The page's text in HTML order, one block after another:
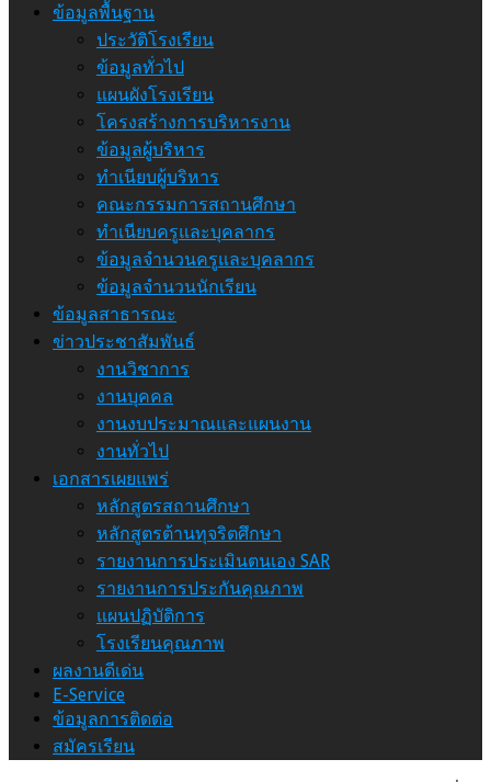
ข้อมูลพื้นฐาน
ประวัติโรงเรียน
ข้อมูลทั่วไป
แผนผังโรงเรียน
โครงสร้างการบริหารงาน
ข้อมูลผู้บริหาร
ทำเนียบผู้บริหาร
คณะกรรมการสถานศึกษา
ทำเนียบครูและบุคลากร
ข้อมูลจำนวนครูและบุคลากร
ข้อมูลจำนวนนักเรียน
ข้อมูลสาธารณะ
ข่าวประชาสัมพันธ์
งานวิชาการ
งานบุคคล
งานงบประมาณและแผนงาน
งานทั่วไป
เอกสารเผยแพร่
หลักสูตรสถานศึกษา
หลักสูตรต้านทุจริตศึกษา
รายงานการประเมินตนเอง SAR
รายงานการประกันคุณภาพ
แผนปฏิบัติการ
โรงเรียนคุณภาพ
ผลงานดีเด่น
E-Service
ข้อมูลการติดต่อ
สมัครเรียน